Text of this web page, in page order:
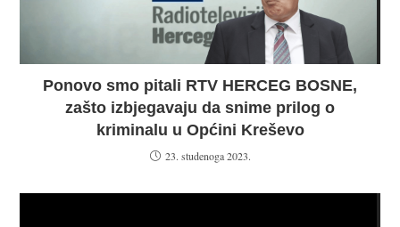
Ponovo smo pitali RTV HERCEG BOSNE,
zašto izbjegavaju da snime prilog o
kriminalu u Općini Kreševo
23. studenoga 2023.